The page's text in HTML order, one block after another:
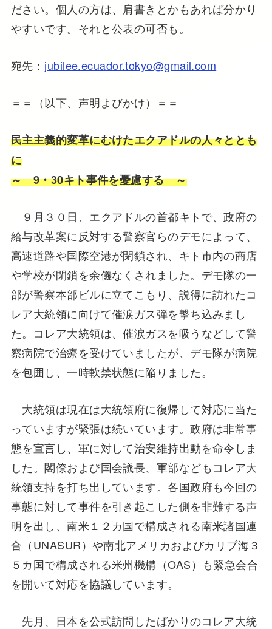
ださい。個人の方は、肩書きとかもあれば分かり
やすいです。それと公表の可否も。
宛先： jubilee.ecuador.tokyo@gmail.com
＝＝（以下、声明よびかけ）＝＝
民主主義的変革にむけたエクアドルの人々ととも
に
～ 9・30キト事件を憂慮する ～
９月３０日、エクアドルの首都キトで、政府の
給与改革案に反対する警察官らのデモによって、
高速道路や国際空港が閉鎖され、キト市内の商店
や学校が閉鎖を余儀なくされました。デモ隊の一
部が警察本部ビルに立てこもり、説得に訪れたコ
レア大統領に向けて催涙ガス弾を撃ち込みまし
た。コレア大統領は、催涙ガスを吸うなどして警
察病院で治療を受けていましたが、デモ隊が病院
を包囲し、一時軟禁状態に陥りました。
大統領は現在は大統領府に復帰して対応に当た
っていますが緊張は続いています。政府は非常事
態を宣言し、軍に対して治安維持出動を命令しま
した。閣僚および国会議長、軍部などもコレア大
統領支持を打ち出しています。各国政府も今回の
事態に対して事件を引き起こした側を非難する声
明を出し、南米１２カ国で構成される南米諸国連
合（UNASUR）や南北アメリカおよびカリブ海３
５カ国で構成される米州機構（OAS）も緊急会合
を開いて対応を協議しています。
先月、日本を公式訪問したばかりのコレア大統